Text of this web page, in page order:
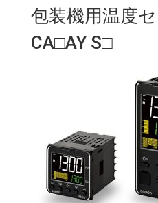
包装機用温度
CA□AY S□